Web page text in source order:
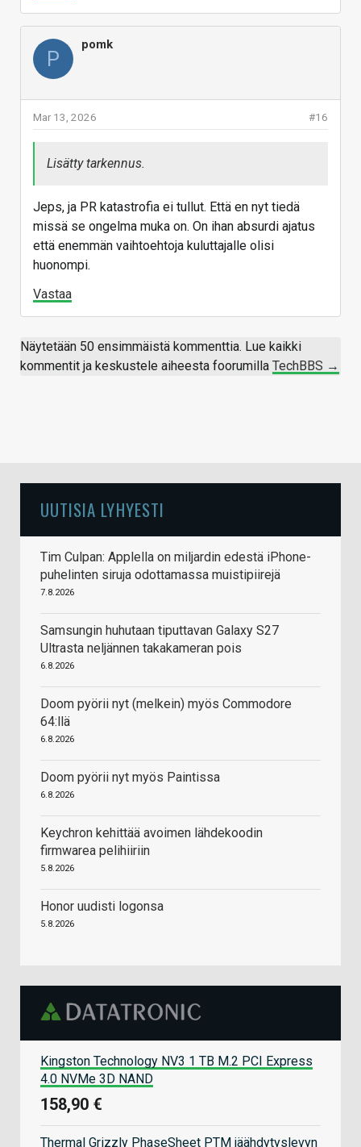
P
pomk
#16
Mar 13, 2026
Lisätty tarkennus.
Jeps, ja PR katastrofia ei tullut. Että en nyt tiedä
missä se ongelma muka on. On ihan absurdi ajatus
että enemmän vaihtoehtoja kuluttajalle olisi
huonompi.
Vastaa
Näytetään 50 ensimmäistä kommenttia. Lue kaikki
kommentit ja keskustele aiheesta foorumilla TechBBS →
UUTISIA LYHYESTI
Tim Culpan: Applella on miljardin edestä iPhone-
puhelinten siruja odottamassa muistipiirejä
7.8.2026
Samsungin huhutaan tiputtavan Galaxy S27
Ultrasta neljännen takakameran pois
6.8.2026
Doom pyörii nyt (melkein) myös Commodore
64:llä
6.8.2026
Doom pyörii nyt myös Paintissa
6.8.2026
Keychron kehittää avoimen lähdekoodin
firmwarea pelihiiriin
5.8.2026
Honor uudisti logonsa
5.8.2026
Kingston Technology NV3 1 TB M.2 PCI Express
4.0 NVMe 3D NAND
158,90 €
Thermal Grizzly PhaseSheet PTM jäähdytyslevyn